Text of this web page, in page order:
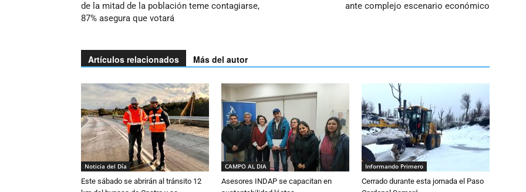
de la mitad de la población teme contagiarse,
87% asegura que votará
ante complejo escenario económico
Artículos relacionados Más del autor
Noticia del Día
Este sábado se abrirán al tránsito 12
CAMPO AL DIA
Asesores INDAP se capacitan en
Informando Primero
Cerrado durante esta jornada el Paso